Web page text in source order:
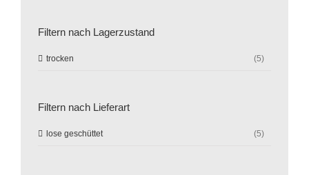
Filtern nach Lagerzustand
trocken (5)
Filtern nach Lieferart
lose geschüttet (5)